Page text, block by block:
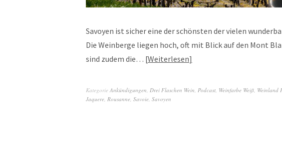
Savoyen ist sicher eine der schönsten der vielen
Die Weinberge liegen hoch, oft mit Blick auf den Mont
sind zudem die… Weiterlesen
Kategorie Ankündigungen, Drei Flaschen Wein, Podcast, Weinfarbe Weiß, Weinland
Jaquere, Rousanne, Savoie, Savoyen